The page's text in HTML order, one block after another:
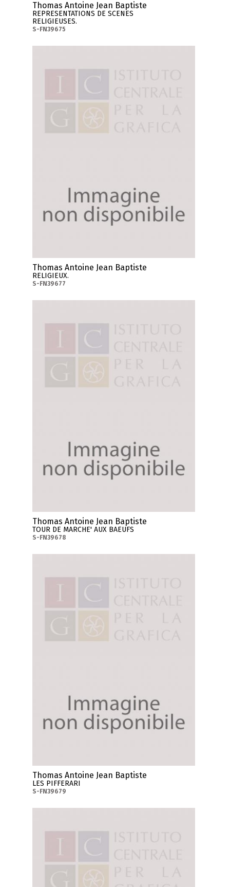
Thomas Antoine Jean Baptiste
REPRESENTATIONS DE SCENES
RELIGIEUSES.
S-FN39675
Thomas Antoine Jean Baptiste
RELIGIEUX.
S-FN39677
Thomas Antoine Jean Baptiste
TOUR DE MARCHE' AUX BAEUFS
S-FN39678
Thomas Antoine Jean Baptiste
LES PIFFERARI
S-FN39679